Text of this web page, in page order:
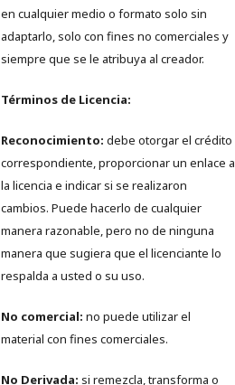
en cualquier medio o formato solo sin
adaptarlo, solo con fines no comerciales y
siempre que se le atribuya al creador.
Términos de Licencia:
Reconocimiento: debe otorgar el crédito
correspondiente, proporcionar un enlace a
la licencia e indicar si se realizaron
cambios. Puede hacerlo de cualquier
manera razonable, pero no de ninguna
manera que sugiera que el licenciante lo
respalda a usted o su uso.
No comercial: no puede utilizar el
material con fines comerciales.
No Derivada: si remezcla, transforma o